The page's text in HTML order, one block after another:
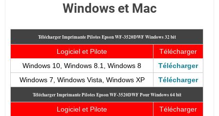
Windows et Mac
Télécharger Imprimante Pilotes Epson WF-3520DWFWindows 32 bit
Logiciel et Pilote
Télécharger
Windows 10, Windows 8.1, Windows 8
Télécharger
Windows 7, Windows Vista, Windows XP
Télécharger
Télécharger Imprimante Pilotes Epson WF-3520DWFPour Windows 64 bit
Logiciel et Pilote Télécharger